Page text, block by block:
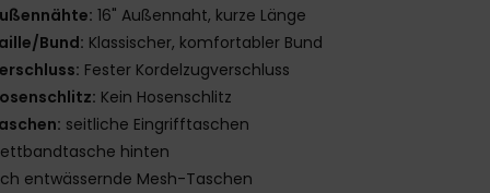
16" Außennaht, kurze Länge
Bund: Klassischer, komfortabler Bund
Fester Kordelzugverschluss
Kein Hosenschlitz
seitliche Eingrifftaschen
hinten
entwässernde Mesh-Taschen